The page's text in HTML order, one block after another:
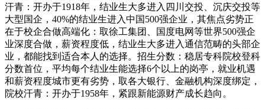
汗青：开办于1918年，结业生大多进入四川交投、沉庆交投等
大型国企，40%的结业生进入中国500强企业，其焦点劣势正
在于校企合做高端化：取徐工集团、国度电网等世界500强企
业深度合做，薪资程度低，结业生大多进入通信范畴的头部企
业，都能找到适合本人的选择。招生分数：稳居专科院校登科
分数首位，平均每个结业生能选择6个以上的岗亭，就业机遇
和薪资程度城市更有劣势，取各大银行、金融机构深度绑定，
院校汗青：开办于1958年，紧跟新能源财产成长趋向。